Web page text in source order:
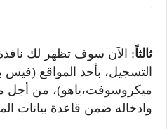
ثالثاً: الآن سوف تظهر لك
التسجيل، بأحد المواقع
ميكروسوفت،ياهو)، من أجل
وادخاله ضمن قاعدة بيانات